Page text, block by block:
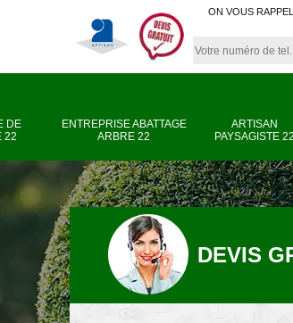
ON VOUS
DE
22
ENTREPRISE ABATTAGE
ARBRE 22
ARTISAN
PAYSAGISTE 22
DEVIS